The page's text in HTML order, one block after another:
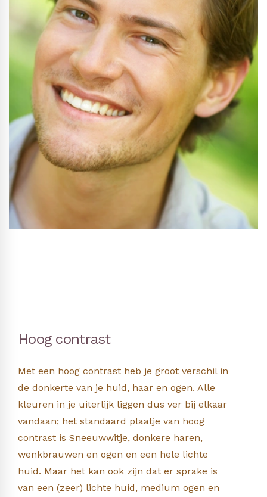
Hoog contrast
Met een hoog contrast heb je groot verschil in
de donkerte van je huid, haar en ogen. Alle
kleuren in je uiterlijk liggen dus ver bij elkaar
vandaan; het standaard plaatje van hoog
contrast is Sneeuwwitje, donkere haren,
wenkbrauwen en ogen en een hele lichte
huid. Maar het kan ook zijn dat er sprake is
van een (zeer) lichte huid, medium ogen en